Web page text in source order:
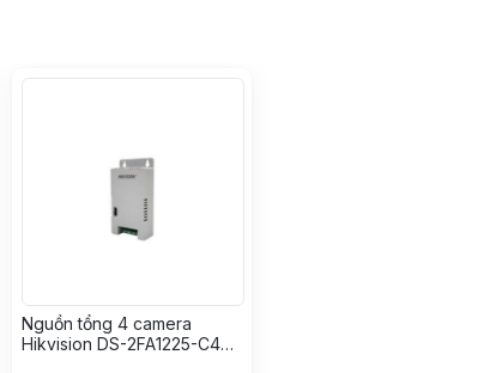
Nguồn tổng 4 camera
Hikvision DS-2FA1225-C4